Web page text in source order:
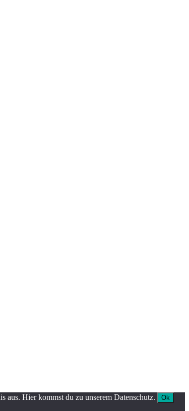
aus. Hier kommst du zu unserem Datenschutz. Ok